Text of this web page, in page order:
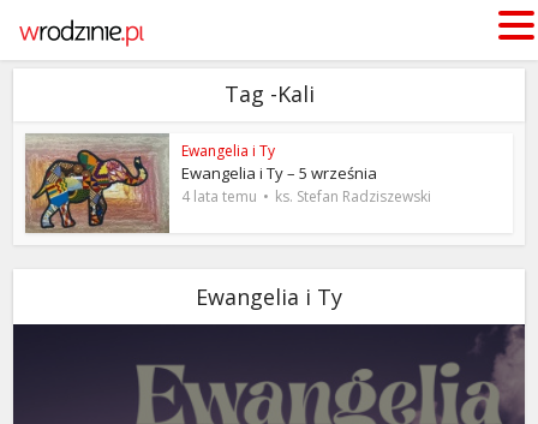
Tag -Kali
Ewangelia i Ty
Ewangelia i Ty – 5 września
4 lata temu ks. Stefan Radziszewski
Ewangelia i Ty